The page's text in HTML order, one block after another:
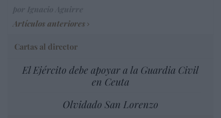
Artículos anteriores
Cartas al director
El Ejército debe apoyar a la Guardia Civil
en Ceuta
Olvidado San Lorenzo